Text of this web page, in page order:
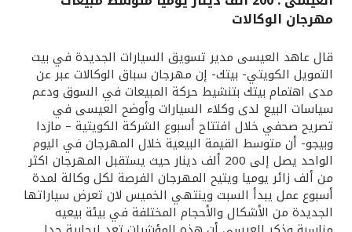
القنوات المصرفية
أدوات وخدمات
خدمات ما بعد البيع
اتصل بنا
مواقع الفروع وأجهزة الصرف الآلي
مهرجان الوكالات
قال عاهد العيسى مدير تسويق السيارات الجديدة في بيت
التمويل الكويتي- بيتك- إن مهرجان سباق الوكالات عبر عن
مدى اهتمام بيتك بتنشيط حركة المبيعات في السوق ودعم
سياسات البيع لدى وكلاء السيارات وأوضح العيسى في
تصريح صحفي خلال افتتاح أسبوع الشركة الكويتية – مازدا
وبيجو- أن متوسط القيمة البيعية خلال المهرجان في اليوم
الواحد يصل إلى 200 ألف دينار حيث يستقبل المهرجان اكثر
من ألف زائر يوميا ويتيح المهرجان الفرصة لكل وكالة لمدة
أسبوع عمل يبدأ السبت وينتهي الخميس لان تعرض سياراتها
الجديدة من الأشكال والأحجام المختلفة في بيئة بيعيه